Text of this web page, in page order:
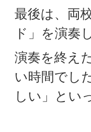
最後は、両
ド」を演奏
演奏を終え
い時間でし
しい」とい